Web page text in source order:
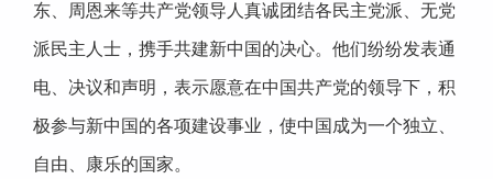
东、周恩来等共产党领导人真诚团结各民主党派、无党
派民主人士，携手共建新中国的决心。他们纷纷发表通
电、决议和声明，表示愿意在中国共产党的领导下，积
极参与新中国的各项建设事业，使中国成为一个独立、
自由、康乐的国家。